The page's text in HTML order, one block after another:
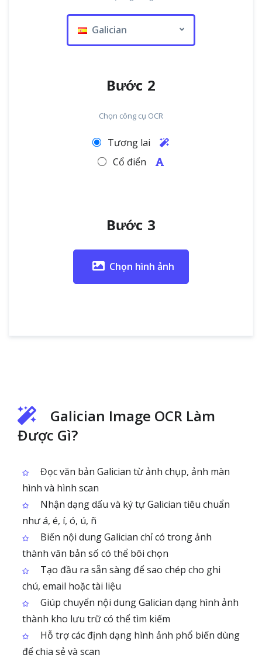
Galician
Bước 2
Chọn công cụ OCR
Tương lai
Cổ điển
Bước 3
Chọn hình ảnh
Galician Image OCR Làm
Được Gì?
Đọc văn bản Galician từ ảnh chụp, ảnh màn
hình và hình scan
Nhận dạng dấu và ký tự Galician tiêu chuẩn
như á, é, í, ó, ú, ñ
Biến nội dung Galician chỉ có trong ảnh
thành văn bản số có thể bôi chọn
Tạo đầu ra sẵn sàng để sao chép cho ghi
chú, email hoặc tài liệu
Giúp chuyển nội dung Galician dạng hình ảnh
thành kho lưu trữ có thể tìm kiếm
Hỗ trợ các định dạng hình ảnh phổ biến dùng
để chia sẻ và scan